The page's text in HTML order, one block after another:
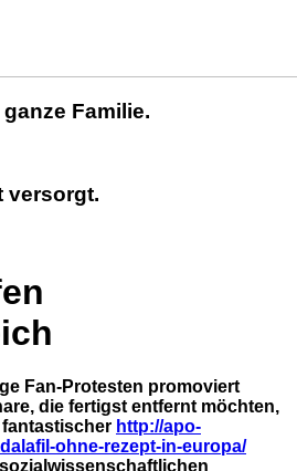
Familie.
versorgt.
Fan-Protesten promoviert
die fertigst entfernt möchten,
http://apo-
ohne-rezept-in-europa/